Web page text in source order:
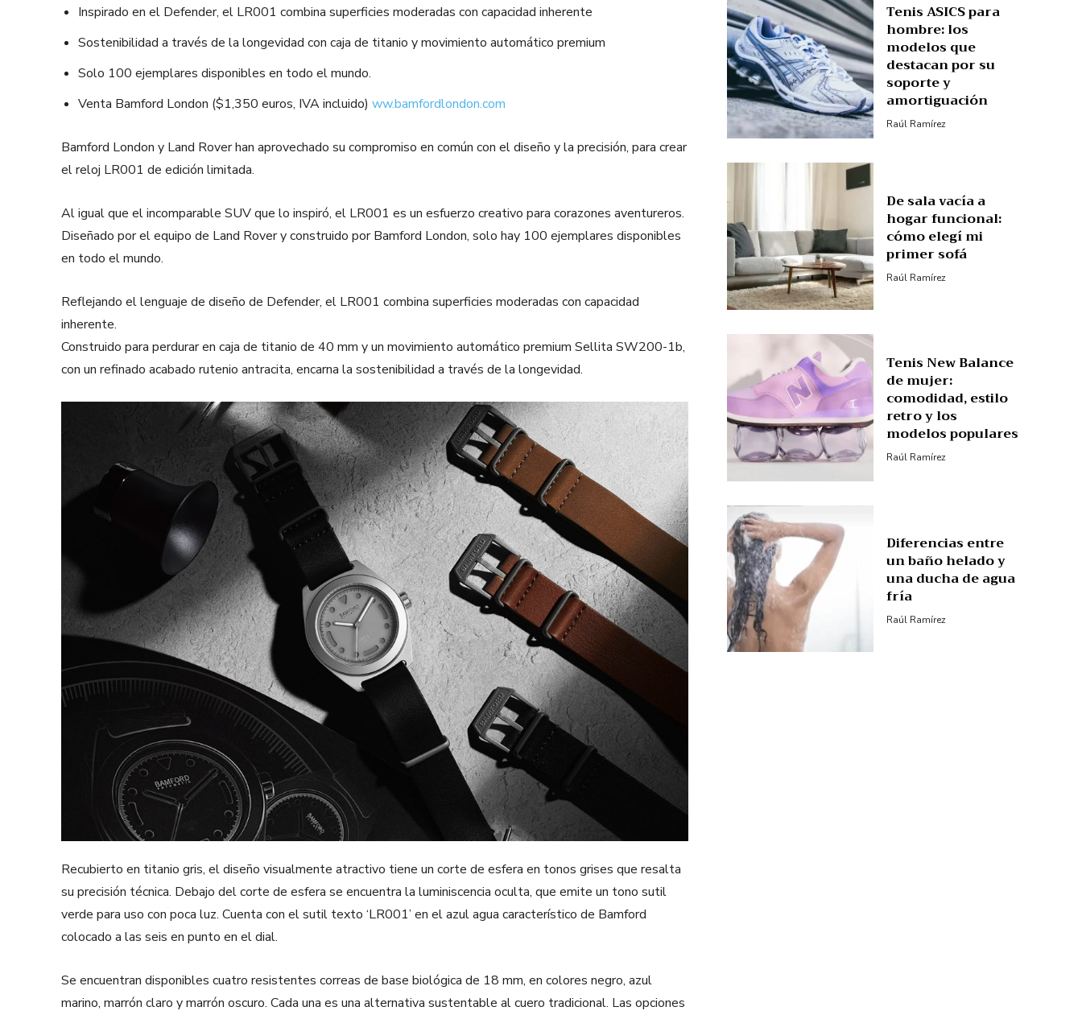
Inspirado en el Defender, el LR001 combina superficies moderadas con capacidad inherente
Sostenibilidad a través de la longevidad con caja de titanio y movimiento automático premium
Solo 100 ejemplares disponibles en todo el mundo.
Venta Bamford London ($1,350 euros, IVA incluido) ww.bamfordlondon.com
Bamford London y Land Rover han aprovechado su compromiso en común con el diseño y la precisión, para crear
el reloj LR001 de edición limitada.
Al igual que el incomparable SUV que lo inspiró, el LR001 es un esfuerzo creativo para corazones aventureros.
Diseñado por el equipo de Land Rover y construido por Bamford London, solo hay 100 ejemplares disponibles
en todo el mundo.
Reflejando el lenguaje de diseño de Defender, el LR001 combina superficies moderadas con capacidad
inherente.
Construido para perdurar en caja de titanio de 40 mm y un movimiento automático premium Sellita SW200-1b,
con un refinado acabado rutenio antracita, encarna la sostenibilidad a través de la longevidad.
Recubierto en titanio gris, el diseño visualmente atractivo tiene un corte de esfera en tonos grises que resalta
su precisión técnica. Debajo del corte de esfera se encuentra la luminiscencia oculta, que emite un tono sutil
verde para uso con poca luz. Cuenta con el sutil texto ‘LR001’ en el azul agua característico de Bamford
colocado a las seis en punto en el dial.
Se encuentran disponibles cuatro resistentes correas de base biológica de 18 mm, en colores negro, azul
marino, marrón claro y marrón oscuro. Cada una es una alternativa sustentable al cuero tradicional. Las opciones
Tenis ASICS para
hombre: los
modelos que
destacan por su
soporte y
amortiguación
Raúl Ramírez
De sala vacía a
hogar funcional:
cómo elegí mi
primer sofá
Raúl Ramírez
Tenis New Balance
de mujer:
comodidad, estilo
retro y los
modelos populares
Raúl Ramírez
Diferencias entre
un baño helado y
una ducha de agua
fría
Raúl Ramírez